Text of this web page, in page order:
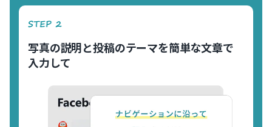
写真の説明と投稿のテーマを簡単な文章で
入力して